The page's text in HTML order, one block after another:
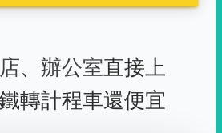
、 辦公室直接上
轉計程車還便宜